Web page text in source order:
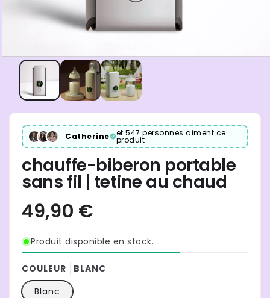
Catherine et 547 personnes aiment ce
produit
chauffe-biberon portable
sans fil | tetine au chaud
Produit disponible en stock.
COULEUR
BLANC
Blanc